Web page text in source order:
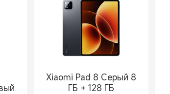
Xiaomi Pad 8 Серый 8
ГБ + 128 ГБ